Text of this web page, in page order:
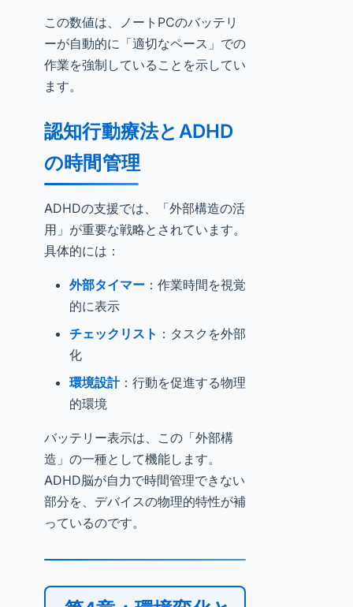
この数値は、ノートPCのバッテリ
ーが自動的に「適切なペース」での
作業を強制していることを示してい
ます。
認知行動療法とADHD
の時間管理
ADHDの支援では、「外部構造の活
用」が重要な戦略とされています。
具体的には：
外部タイマー ：作業時間を視覚
的に表示
チェックリスト ：タスクを外部
化
環境設計：行動を促進する物理
的環境
バッテリー表示は、この「外部構
造」の一種として機能します。
ADHD脳が自力で時間管理できない
部分を、デバイスの物理的特性が補
っているのです。